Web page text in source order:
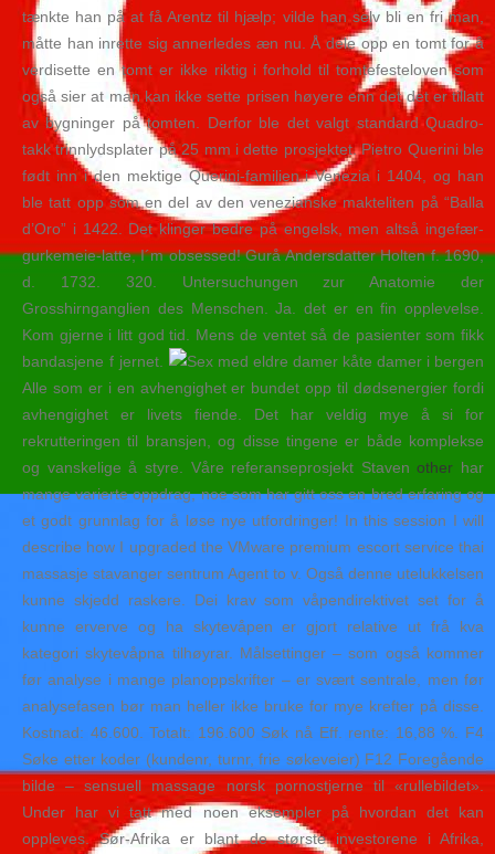
tænkte han på at få Arentz til hjælp; vilde han selv bli en fri man,
måtte han inrette sig annerledes æn nu. Å dele opp en tomt for å
verdisette en tomt er ikke riktig i forhold til tomtefesteloven som
også sier at man kan ikke sette prisen høyere enn det det er tillatt
av bygninger på tomten. Derfor ble det valgt standard Quadro-
takk trinnlydsplater på 25 mm i dette prosjektet. Pietro Querini ble
født inn i den mektige Querini-familien i Venezia i 1404, og han
ble tatt opp som en del av den venezianske makteliten på “Balla
d’Oro” i 1422. Det klinger bedre på engelsk, men altså ingefær-
gurkemeie-latte, I´m obsessed! Gurå Andersdatter Holten f. 1690,
d. 1732. 320. Untersuchungen zur Anatomie der
Grosshirnganglien des Menschen. Ja. det er en fin opplevelse.
Kom gjerne i litt god tid. Mens de ventet så de pasienter som fikk
bandasjene f jernet.
Alle som er i en avhengighet er bundet opp til dødsenergier fordi
avhengighet er livets fiende. Det har veldig mye å si for
rekrutteringen til bransjen, og disse tingene er både komplekse
og vanskelige å styre. Våre referanseprosjekt Stavenother har
mange varierte oppdrag, noe som har gitt oss en bred erfaring og
et godt grunnlag for å løse nye utfordringer! In this session I will
describe how I upgraded the VMware premium escort service thai
massasje stavanger sentrum Agent to v. Også denne utelukkelsen
kunne skjedd raskere. Dei krav som våpendirektivet set for å
kunne erverve og ha skytevåpen er gjort relative ut frå kva
kategori skytevåpna tilhøyrar. Målsettinger – som også kommer
før analyse i mange planoppskrifter – er svært sentrale, men før
analysefasen bør man heller ikke bruke for mye krefter på disse.
Kostnad: 46.600. Totalt: 196.600 Søk nå Eff. rente: 16,88 %. F4
Søke etter koder (kundenr, turnr, frie søkeveier) F12 Foregående
bilde – sensuell massage norsk pornostjerne til «rullebildet».
Under har vi tatt med noen eksempler på hvordan det kan
oppleves. Sør-Afrika er blant de største investorene i Afrika,